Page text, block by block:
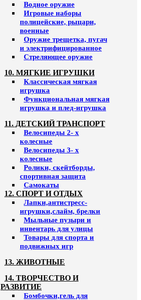
Водное оружие
Игровые наборы
полицейские, рыцари,
военные
Оружие трещетка, пугач
и электрифицированное
Стреляющее оружие
10. МЯГКИЕ ИГРУШКИ
Классическая мягкая
игрушка
Функциональная мягкая
игрушка и плед-игрушка
11. ДЕТСКИЙ ТРАНСПОРТ
Велосипеды 2- х
колесные
Велосипеды 3- х
колесные
Ролики, скейтборды,
спортивная защита
Самокаты
12. СПОРТ И ОТДЫХ
Лапки,антистресс-
игрушки,слайм, брелки
Мыльные пузыри и
инвентарь для улицы
Товары для спорта и
подвижных игр
13. ЖИВОТНЫЕ
14. ТВОРЧЕСТВО И
РАЗВИТИЕ
Бомбочки,гель для